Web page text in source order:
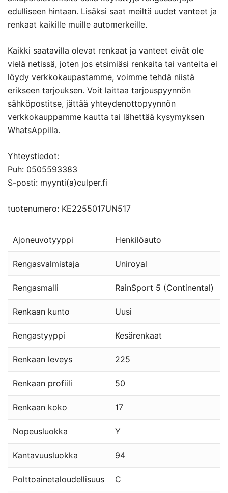
edulliseen hintaan. Lisäksi saat meiltä uudet vanteet ja
renkaat kaikille muille automerkeille.
Kaikki saatavilla olevat renkaat ja vanteet eivät ole
vielä netissä, joten jos etsimiäsi renkaita tai vanteita ei
löydy verkkokaupastamme, voimme tehdä niistä
erikseen tarjouksen. Voit laittaa tarjouspyynnön
sähköpostitse, jättää yhteydenottopyynnön
verkkokauppamme kautta tai lähettää kysymyksen
WhatsAppilla.
Yhteystiedot:
Puh: 0505593383
S-posti: myynti(a)culper.fi
tuotenumero: KE2255017UN517
Ajoneuvotyyppi Henkilöauto
Rengasvalmistaja Uniroyal
Rengasmalli RainSport 5 (Continental)
Renkaan kunto Uusi
Rengastyyppi Kesärenkaat
Renkaan leveys 225
Renkaan profiili 50
Renkaan koko 17
Nopeusluokka Y
Kantavuusluokka 94
Polttoainetaloudellisuus C